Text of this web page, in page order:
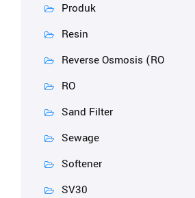
Produk
Resin
Reverse Osmosis (RO
RO
Sand Filter
Sewage
Softener
SV30